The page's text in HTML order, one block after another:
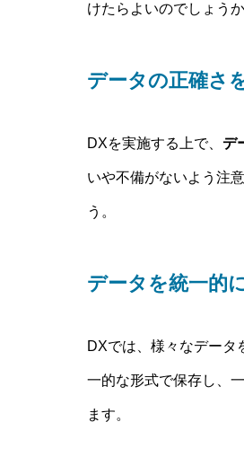
けたらよいのでしょう
データの正確さ
DXを実施する上で、 デ
いや不備がないよう注
う。
データを統一的
DXでは、様々なデータ
一的な形式で保存し、
ます。